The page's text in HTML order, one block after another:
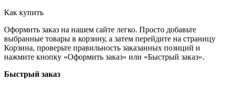
Как купить
Оформить заказ на нашем сайте легко. Просто добавьте
выбранные товары в корзину, а затем перейдите на страницу
Корзина, проверьте правильность заказанных позиций и
нажмите кнопку «Оформить заказ» или «Быстрый заказ».
Быстрый заказ